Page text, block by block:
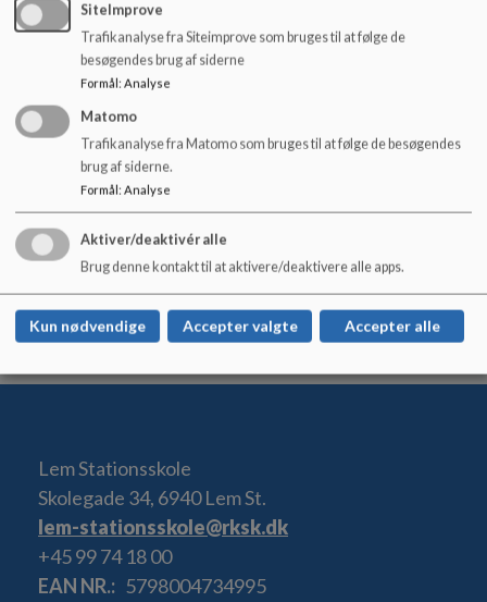
SFO - 99742873
Teknik / Service
Kontakt: Lars Visholm Worm Thomsen
lars.visholm@rksk.dk
Tlf. 99742869 - mobil 40553636
Lem Stationsskole
Skolegade 34, 6940 Lem St.
lem-stationsskole@rksk.dk
+45 99 74 18 00
EAN NR.
5798004734995
SiteImprove
Trafikanalyse fra Siteimprove som bruges til at følge de
besøgendes brug af siderne
Formål: Analyse
Matomo
Trafikanalyse fra Matomo som bruges til at følge de besøgendes
brug af siderne.
Formål: Analyse
Aktiver/deaktivér alle
Brug denne kontakt til at aktivere/deaktivere alle apps.
Kun nødvendige Accepter valgte Accepter alle